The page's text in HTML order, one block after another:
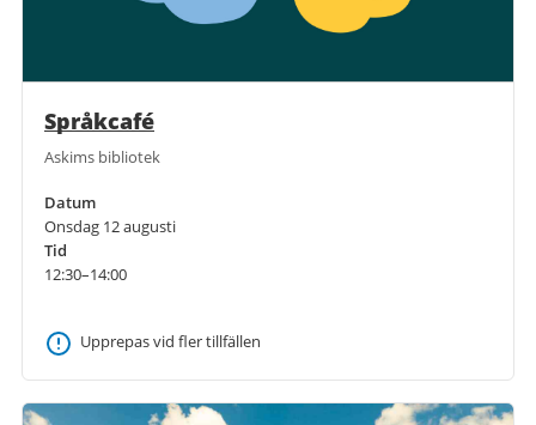
Språkcafé
Askims bibliotek
Datum
Onsdag 12 augusti
Tid
12:30–14:00
Upprepas vid fler tillfällen